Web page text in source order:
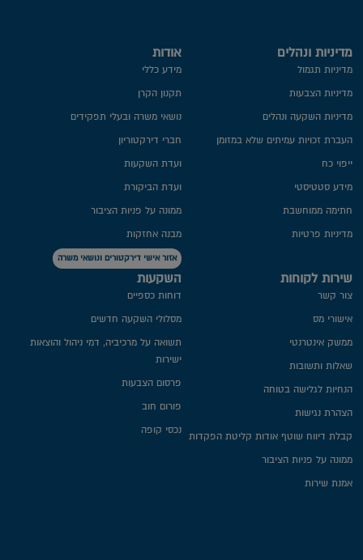
אודות
מידע כללי
תקנון הקרן
נושאי משרה ובעלי תפקידים
חברי דירקטוריון
ועדת השקעות
ועדת הביקורת
ממונה על פניות הציבור
מבנה אחזקות
אזור אישי דירקטורים ונושאי משרה
מדיניות ונהלים
מדיניות תגמול
מדיניות הצבעות
מדיניות השקעה ונהלים
העברת זכויות עמיתים שלא במזומן
ייפוי כח
מידע סטטיסטי
חתימה ממוחשבת
מדיניות פרטיות​
השקעות
דוחות כספיים
מסלולי השקעה חדשים
תשואה על מרכיביה, דמי ניהול והוצאות
ישירות
פרסום הצבעות
פורום חוב
נכסי קופה
שירות לקוחות
צור קשר
אישורי מס
ממשק אינטרנטי
שאלות ותשובות
הנחיות לגלישה בטוחה
הצהרת נגישות
קבלת דיווח שוטף אודות קליטת הפקדות
ממונה על פניות הציבור
אמנת שירות